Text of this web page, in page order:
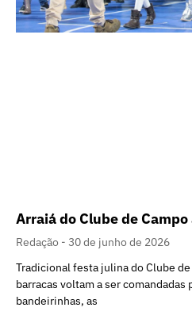
Arraiá do Clube de
Redação
30 de junho de 2026
Tradicional festa julina do Clube
barracas voltam a ser comandadas
bandeirinhas, as